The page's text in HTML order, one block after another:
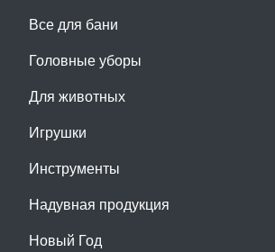
Все для бани
Головные уборы
Для животных
Игрушки
Инструменты
Надувная продукция
Новый Год